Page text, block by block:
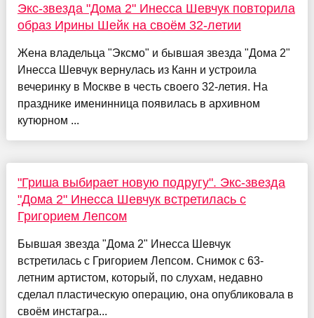
Экс-звезда "Дома 2" Инесса Шевчук повторила
образ Ирины Шейк на своём 32-летии
Жена владельца "Эксмо" и бывшая звезда "Дома 2"
Инесса Шевчук вернулась из Канн и устроила
вечеринку в Москве в честь своего 32-летия. На
празднике именинница появилась в архивном
кутюрном ...
"Гриша выбирает новую подругу". Экс-звезда
"Дома 2" Инесса Шевчук встретилась с
Григорием Лепсом
Бывшая звезда "Дома 2" Инесса Шевчук
встретилась с Григорием Лепсом. Снимок с 63-
летним артистом, который, по слухам, недавно
сделал пластическую операцию, она опубликовала в
своём инстагра...